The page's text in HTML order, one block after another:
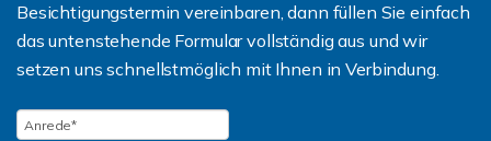
Besichtigungstermin vereinbaren, dann füllen Sie einfach
das untenstehende Formular vollständig aus und wir
setzen uns schnellstmöglich mit Ihnen in Verbindung.